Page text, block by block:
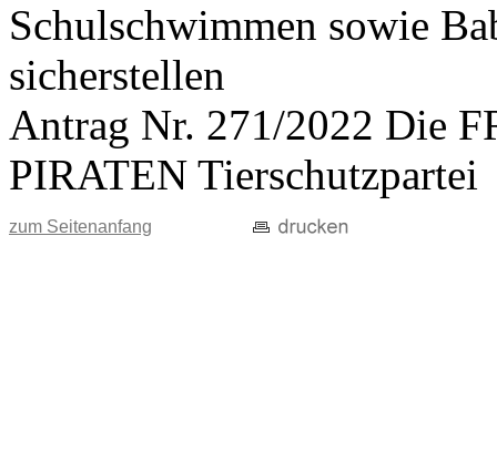
Schulschwimmen sowie
sicherstellen
Antrag Nr. 271/2022 Die
PIRATEN Tierschutzpartei
zum Seitenanfang